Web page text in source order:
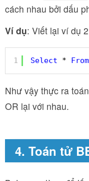
cách nhau bởi dấu
Ví dụ: Viết lại ví dụ
1 Select * From
Như vậy thực ra
OR lại với nhau.
4. Toán tử